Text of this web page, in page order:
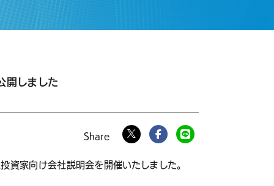
開しました
家向け会社説明会を開催いたしました。